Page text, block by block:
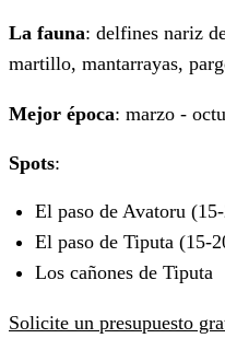
La fauna: delfines nariz
martillo, mantarrayas,
Mejor época: marzo -
Spots:
El paso de Avatoru
El paso de Tiputa (15-
Los cañones de Tiputa
Solicite un presupuesto